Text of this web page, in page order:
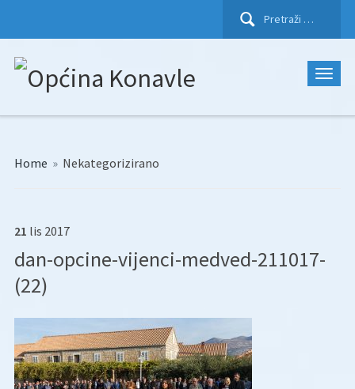
Pretraži:
Home » Nekategorizirano
21 lis 2017
dan-opcine-vijenci-medved-211017-
(22)